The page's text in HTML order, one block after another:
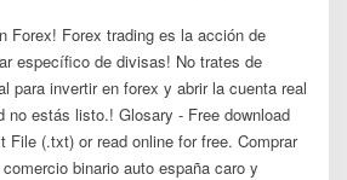
Forex! Forex trading es la acción de
específico de divisas! No trates de
para invertir en forex y abrir la cuenta real
no estás listo.! Glosary - Free download
File (.txt) or read online for free. Comprar
binario auto españa caro y